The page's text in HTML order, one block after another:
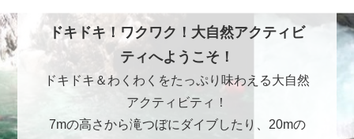
ドキドキ！ワクワク！大自然アクティビ
ティへようこそ！
ドキドキ＆わくわくをたっぷり味わえる大自然
アクティビティ！
7mの高さから滝つぼにダイブしたり、20mの